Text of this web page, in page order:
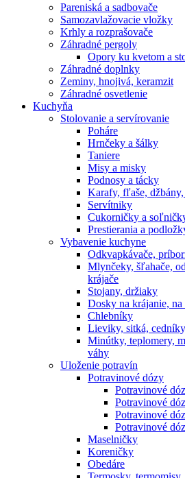
Pareniská a sadbovače
Samozavlažovacie vložky
Krhly a rozprašovače
Záhradné pergoly
Opory ku kvetom a
Záhradné doplnky
Zeminy, hnojivá, keramzit
Záhradné osvetlenie
Kuchyňa
Stolovanie a servírovanie
Poháre
Hrnčeky a šálky
Taniere
Misy a misky
Podnosy a tácky
Karafy, fľaše,
Servítniky
Cukorničky a
Prestierania a
Vybavenie kuchyne
Odkvapkávače,
Mlynčeky, šľahače,
krájače
Stojany, držiaky
Dosky na krájanie, na
Chlebníky
Lieviky, sitká,
Minútky, teplomery,
váhy
Uloženie potravín
Potravinové dózy
Potravinové
Potravinové
Potravinové
Potravinové
Maselničky
Koreničky
Obedáre